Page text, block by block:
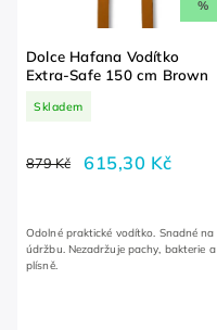
%
Dolce Hafana Vodítko
Extra-Safe 150 cm Brown
Skladem
879 Kč 615,30 Kč
Odolné praktické vodítko. Snadné na
údržbu. Nezadržuje pachy, bakterie a
plísně.